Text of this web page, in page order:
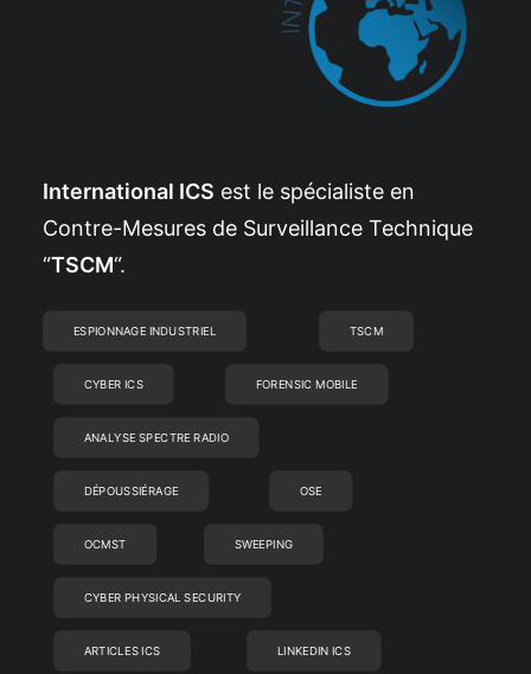
International ICS est le spécialiste en
Contre-Mesures de Surveillance Technique
“TSCM“.
ESPIONNAGE INDUSTRIEL TSCM
CYBER ICS FORENSIC MOBILE
ANALYSE SPECTRE RADIO
DÉPOUSSIÉRAGE OSE
OCMST SWEEPING
CYBER PHYSICAL SECURITY
ARTICLES ICS LINKEDIN ICS